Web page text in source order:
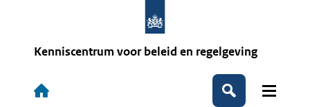
Kenniscentrum voor beleid en regelgeving
Hoofdnavigatie
Zoeken